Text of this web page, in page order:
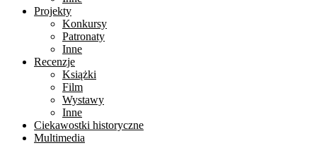
Projekty
Konkursy
Patronaty
Inne
Recenzje
Książki
Film
Wystawy
Inne
Ciekawostki historyczne
Multimedia